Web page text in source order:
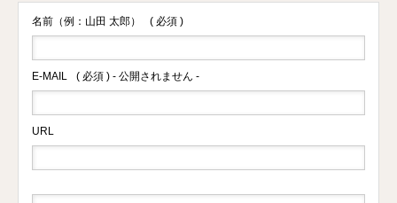
名前（例：山田 太郎） ( 必須 )
E-MAIL ( 必須 ) - 公開されません -
URL